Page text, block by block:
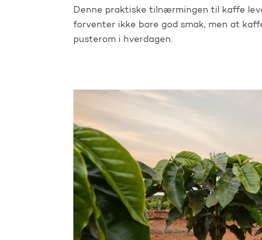
Denne praktiske tilnærmingen til kaffe
forventer ikke bare god smak, men at
pusterom i hverdagen.